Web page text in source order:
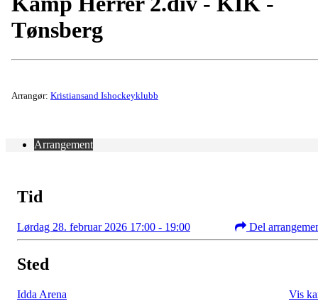
Tønsberg
Arrangør: Kristiansand Ishockeyklubb
Arrangement
Tid
Lørdag 28. februar 2026 17:00 - 19:00 Del
Sted
Idda Arena Vis